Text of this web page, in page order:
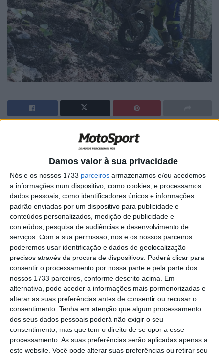
Damos valor à sua privacidade
Nós e os nossos 1733 parceiros armazenamos e/ou acedemos
a informações num dispositivo, como cookies, e processamos
dados pessoais, como identificadores únicos e informações
padrão enviadas por um dispositivo para publicidade e
conteúdos personalizados, medição de publicidade e
conteúdos, pesquisa de audiências e desenvolvimento de
serviços. Com a sua permissão, nós e os nossos parceiros
poderemos usar identificação e dados de geolocalização
precisos através da procura de dispositivos. Poderá clicar para
consentir o processamento por nossa parte e pela parte dos
nossos 1733 parceiros, conforme descrito acima. Em
alternativa, pode aceder a informações mais pormenorizadas e
alterar as suas preferências antes de consentir ou recusar o
consentimento. Tenha em atenção que algum processamento
dos seus dados pessoais poderá não exigir o seu
consentimento, mas que tem o direito de se opor a esse
processamento. As suas preferências serão aplicadas apenas a
este website. Você pode alterar suas preferências ou retirar seu
🔊 Ouvir artigo
Graham Jarvis e Taddy Blasuziak, Wade Young
repetiu o triunfo obtido ontem e alargou, ainda que de
forma mínima, a sua vantagem no topo da classificação,
agora que resta apenas uma tirada para o final da quarta
ronda da nova World Enduro Super Series.
Young bateu por apenas quatro segundos Manuel
Lettenbichler, que manteve o segundo lugar na
classificação geral. Os dois pilotos vão para o último dia
de prova separados por 4m04s, pelo que tudo pode
ainda acontecer. Qualquer que seja o desfecho ambos
irão ser estreantes a vencer o evento romeno.
O terceiro foi Jonny Walker, mas o piloto da KTM está já
muito longe da frente da corrida – pouco mais de 30
minutos – pelo que deverá ter de contentar-se com o